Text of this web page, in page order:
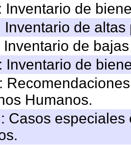
Inventario de
Inventario de
Inventario de
Inventario de
Humanos.
Casos